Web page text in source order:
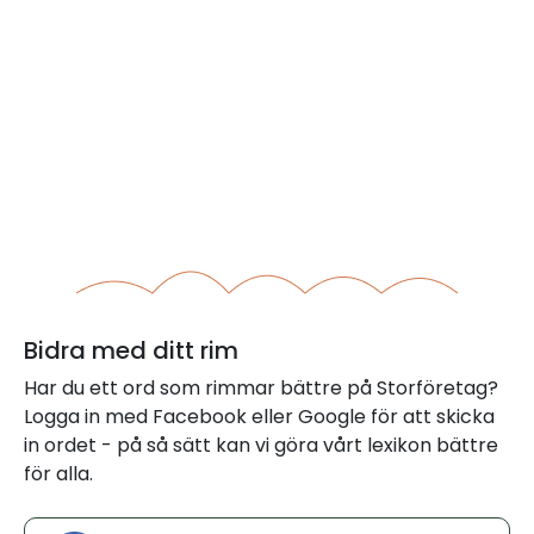
Bidra med ditt rim
Har du ett ord som rimmar bättre på Storföretag?
Logga in med Facebook eller Google för att skicka
in ordet - på så sätt kan vi göra vårt lexikon bättre
för alla.